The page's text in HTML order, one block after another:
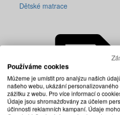
Dětské matrace
Používáme cookies
Můžeme je umístit pro analýzu našich
našeho webu, ukázání
zážitku z webu. Pro více informací o
Údaje jsou shromažďovány za účelem
účinnosti reklamních kampaní. Údaje